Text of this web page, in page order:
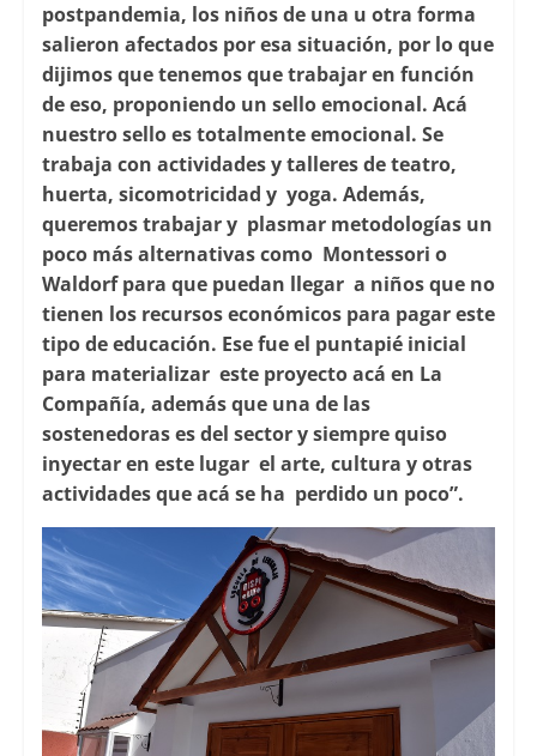
postpandemia, los niños de una u otra forma
salieron afectados por esa situación, por lo que
dijimos que tenemos que trabajar en función
de eso, proponiendo un sello emocional. Acá
nuestro sello es totalmente emocional. Se
trabaja con actividades y talleres de teatro,
huerta, sicomotricidad y yoga. Además,
queremos trabajar y plasmar metodologías un
poco más alternativas como Montessori o
Waldorf para que puedan llegar a niños que no
tienen los recursos económicos para pagar este
tipo de educación. Ese fue el puntapié inicial
para materializar este proyecto acá en La
Compañía, además que una de las
sostenedoras es del sector y siempre quiso
inyectar en este lugar el arte, cultura y otras
actividades que acá se ha perdido un poco”.